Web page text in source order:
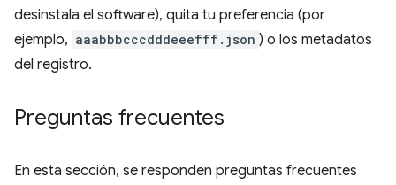
desinstala el software), quita tu preferencia (por
ejemplo, aaabbbcccdddeeefff.json ) o los metadatos
del registro.
Preguntas frecuentes
En esta sección, se responden preguntas frecuentes